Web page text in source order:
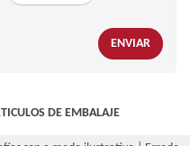
ENVIAR
DE EMBALAJE